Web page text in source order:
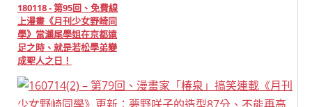
180118 - 第95回、免費線
上漫畫《月刊少女野崎同
學》當瀨尾學姐在京都遠
足之時、就是若松學弟變
成聖人之日！